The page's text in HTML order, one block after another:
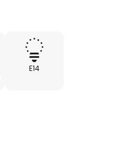
E14